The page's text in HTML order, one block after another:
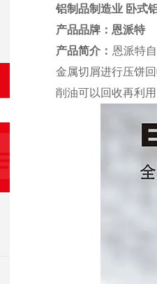
铝制品制造业 卧式
产品品牌： 恩派特
产品简介： 恩派特
金属切屑进行压饼
削油可以回收再利